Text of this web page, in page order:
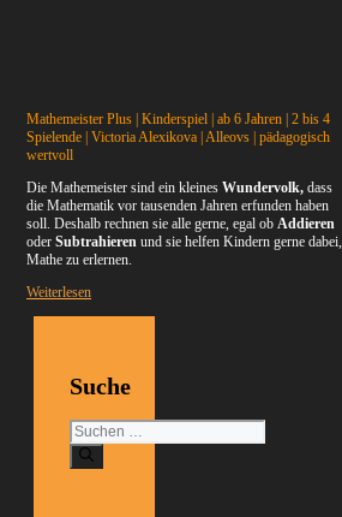
Mathemeister Plus | Kinderspiel | ab 6 Jahren | 2 bis 4
Spielende | Victoria Alexikova | Alleovs | pädagogisch
wertvoll
Die Mathemeister sind ein kleines Wundervolk, dass
die Mathematik vor tausenden Jahren erfunden haben
soll. Deshalb rechnen sie alle gerne, egal obAddieren
oderSubtrahieren und sie helfen Kindern gerne dabei,
Mathe zu erlernen.
Weiterlesen
Suche
Suchen
nach: